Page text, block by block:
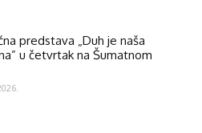
predstava „Duh je naša
u četvrtak na Šumatnom